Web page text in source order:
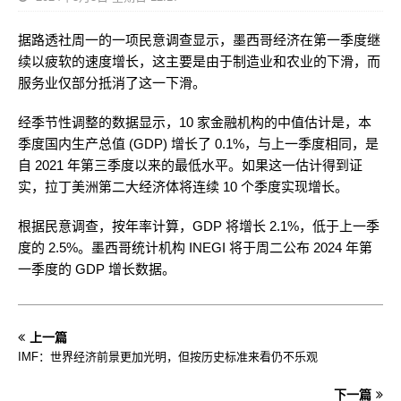
据路透社周一的一项民意调查显示，墨西哥经济在第一季度继
续以疲软的速度增长，这主要是由于制造业和农业的下滑，而
服务业仅部分抵消了这一下滑。
经季节性调整的数据显示，10 家金融机构的中值估计是，本
季度国内生产总值 (GDP) 增长了 0.1%，与上一季度相同，是
自 2021 年第三季度以来的最低水平。如果这一估计得到证
实，拉丁美洲第二大经济体将连续 10 个季度实现增长。
根据民意调查，按年率计算，GDP 将增长 2.1%，低于上一季
度的 2.5%。墨西哥统计机构 INEGI 将于周二公布 2024 年第
一季度的 GDP 增长数据。
上一篇
IMF：世界经济前景更加光明，但按历史标准来看仍不乐观
下一篇